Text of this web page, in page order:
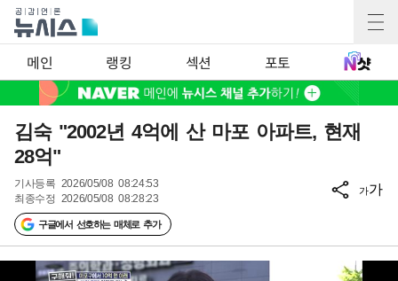
메인 랭킹 섹션 포토
김숙 "2002년 4억에 산 마포 아파트, 현재
28억"
기사등록 2026/05/08 08:24:53
최종수정 2026/05/08 08:28:23
구글에서 선호하는 매체로 추가
가가